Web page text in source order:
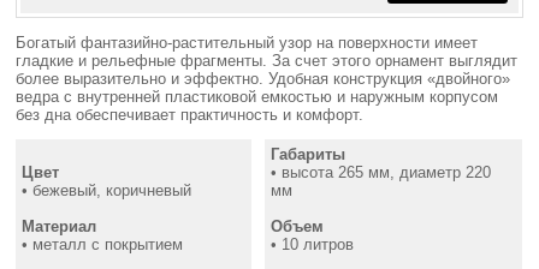
Богатый фантазийно-растительный узор на поверхности имеет
гладкие и рельефные фрагменты. За счет этого орнамент выглядит
более выразительно и эффектно. Удобная конструкция «двойного»
ведра с внутренней пластиковой емкостью и наружным корпусом
без дна обеспечивает практичность и комфорт.
Цвет
• бежевый, коричневый
Материал
• металл с покрытием
Габариты
• высота 265 мм, диаметр 220
мм
Объем
• 10 литров